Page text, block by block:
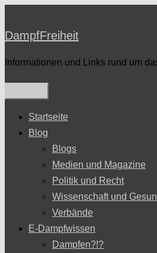
springen
DampfFreiheit
Informationen und Links rund um
Startseite
Blog
Blogs
Medien und Magazine
Politik und Recht
Wissenschaft und
Verbände
E-Dampfwissen
Dampfen?!?